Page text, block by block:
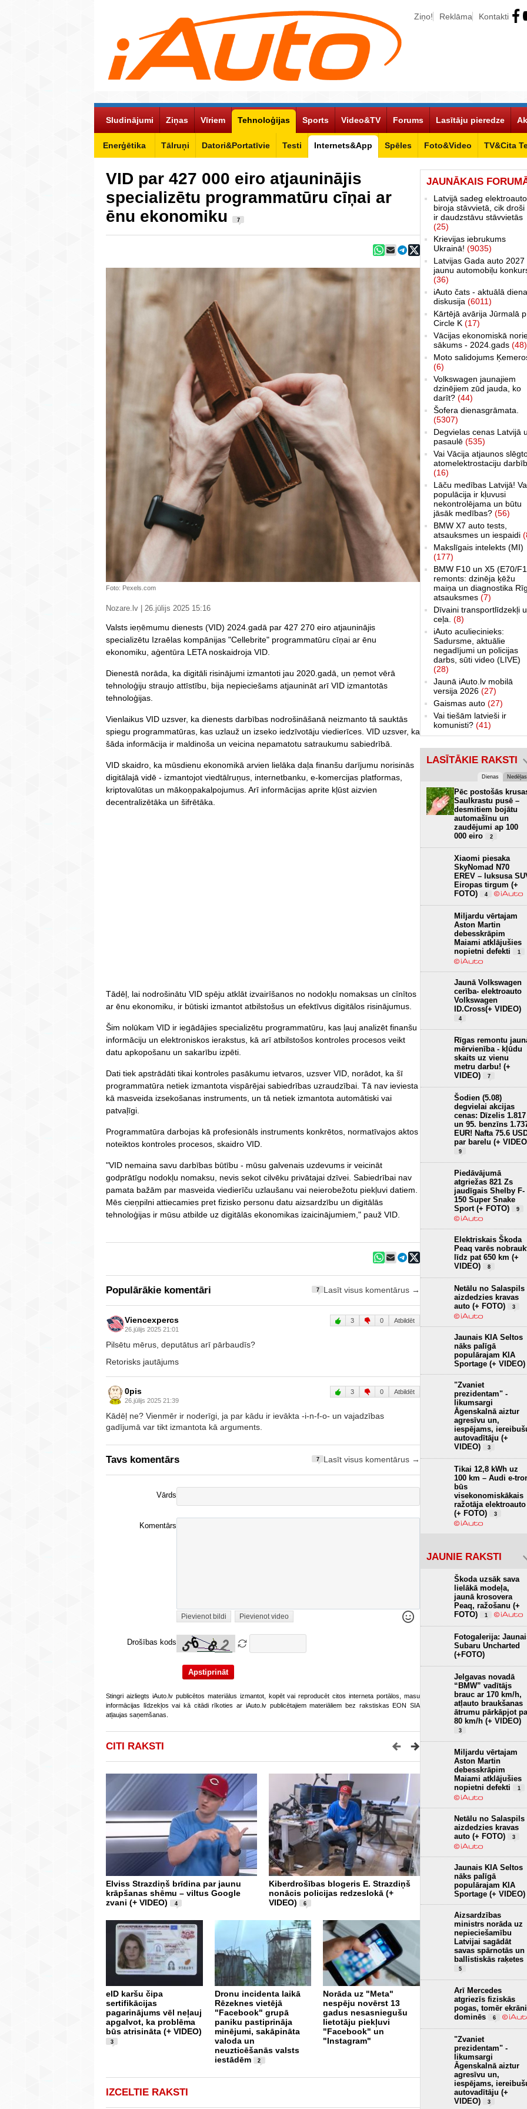
Ziņo! Reklāma Kontakti
Sludinājumi Ziņas Vīriem Tehnoloģijas
Enerģētika Tālruņi Datori&Portatīvie Testi Internets&App Spēles Foto&Video TV&Cita
Sports Video&TV Forums Lasītāju pieredze
VID par 427 000 eiro atjauninājis
specializētu programmatūru cīņai ar
ēnu ekonomiku
7
Foto: Pexels.com
Nozare.lv | 26.jūlijs 2025 15:16
Valsts ieņēmumu dienests (VID) 2024.gadā par 427 270 eiro atjauninājis
specializētu Izraēlas kompānijas "Cellebrite" programmatūru cīņai ar ēnu
ekonomiku, aģentūra LETA noskaidroja VID.
Dienestā norāda, ka digitāli risinājumi izmantoti jau 2020.gadā, un ņemot vērā
tehnoloģiju straujo attīstību, bija nepieciešams atjaunināt arī VID izmantotās
tehnoloģijas.
Vienlaikus VID uzsver, ka dienests darbības nodrošināšanā neizmanto tā sauktās
spiegu programmatūras, kas uzlauž un izseko iedzīvotāju viedierīces. VID uzsver, ka
šāda informācija ir maldinoša un veicina nepamatotu satraukumu sabiedrībā.
VID skaidro, ka mūsdienu ekonomikā arvien lielāka daļa finanšu darījumu norisinās
digitālajā vidē - izmantojot viedtālruņus, internetbanku, e-komercijas platformas,
kriptovalūtas un mākoņpakalpojumus. Arī informācijas aprite kļūst aizvien
decentralizētāka un šifrētāka.
Tādēļ, lai nodrošinātu VID spēju atklāt izvairīšanos no nodokļu nomaksas un cīnītos
ar ēnu ekonomiku, ir būtiski izmantot atbilstošus un efektīvus digitālos risinājumus.
Šim nolūkam VID ir iegādājies specializētu programmatūru, kas ļauj analizēt finanšu
informāciju un elektroniskos ierakstus, kā arī atbilstošos kontroles procesos veikt
datu apkopošanu un sakarību izpēti.
Dati tiek apstrādāti tikai kontroles pasākumu ietvaros, uzsver VID, norādot, ka šī
programmatūra netiek izmantota vispārējai sabiedrības uzraudzībai. Tā nav ieviesta
kā masveida izsekošanas instruments, un tā netiek izmantota automātiski vai
patvaļīgi.
Programmatūra darbojas kā profesionāls instruments konkrētos, normatīvajos aktos
noteiktos kontroles procesos, skaidro VID.
"VID nemaina savu darbības būtību - mūsu galvenais uzdevums ir veicināt
godprātīgu nodokļu nomaksu, nevis sekot cilvēku privātajai dzīvei. Sabiedrībai nav
pamata bažām par masveida viedierīču uzlaušanu vai neierobežotu piekļuvi datiem.
Mēs cieņpilni attiecamies pret fizisko personu datu aizsardzību un digitālās
tehnoloģijas ir mūsu atbilde uz digitālās ekonomikas izaicinājumiem," pauž VID.
Populārākie komentāri 7 Lasīt visus komentārus →
Viencexpercs
26.jūlijs 2025 21:01
3 0 Atbildēt
Pilsētu mērus, deputātus arī pārbaudīs?
Retorisks jautājums
0pis
26.jūlijs 2025 21:39
3 0 Atbildēt
Kādēļ ne? Vienmēr ir noderīgi, ja par kādu ir ievākta -i-n-f-o- un vajadzības
gadījumā var tikt izmantota kā arguments.
Tavs komentārs 7 Lasīt visus komentārus →
Vārds
Komentārs
Pievienot bildi Pievienot video
Drošības kods
Stingri aizliegts iAuto.lv publicētos materiālus izmantot, kopēt vai reproducēt citos interneta portālos, masu
informācijas līdzekļos vai kā citādi rīkoties ar iAuto.lv publicētajiem materiāliem bez rakstiskas EON SIA
atļaujas saņemšanas.
CITI RAKSTI
Elviss Strazdiņš brīdina par jaunu
krāpšanas shēmu – viltus Google
zvani (+ VIDEO)
4
Kiberdrošības blogeris E. Strazdiņš
nonācis policijas redzeslokā (+
VIDEO)
6
eID karšu čipa
sertifikācijas
pagarinājums vēl neļauj
apgalvot, ka problēma
būs atrisināta (+ VIDEO)
3
Dronu incidenta laikā
Rēzeknes vietējā
"Facebook" grupā
paniku pastiprināja
minējumi, sakāpināta
valoda un
neuzticēšanās valsts
iestādēm
2
Norāda uz "Meta"
nespēju novērst 13
gadus nesasniegušu
lietotāju piekļuvi
"Facebook" un
"Instagram"
ES ierobežos jauniešu
sociālajiem medijiem (+
“Tele2” visas autoceļa
“Via Baltica” bāzes
stacijas aprīkojis ar 5G
tehnoloģiju
IZCELTIE RAKSTI
JAUNĀKAIS
Latvijā sadeg elektroauto
biroja stāvvietā, cik droši
ir daudzstāvu stāvvietās
(25)
Krievijas iebrukums
Ukrainā! (9035)
Latvijas Gada auto 2027
jaunu automobiļu
(36)
iAuto čats - aktuālā
diskusija (6011)
Kārtējā avārija Jūrmalā
Circle K (17)
Vācijas ekonomiskā
sākums - 2024.gads (48)
Moto salidojums
(6)
Volkswagen jaunajiem
dzinējiem zūd jauda, ko
darīt? (44)
Šofera dienasgrāmata.
(5307)
Degvielas cenas Latvijā
pasaulē (535)
Vai Vācija atjaunos
atomelektrostaciju
(16)
Lāču medības Latvijā!
populācija ir kļuvusi
nekontrolējama un būtu
jāsāk medības? (56)
BMW X7 auto tests,
atsauksmes un iespaidi
Makslīgais intelekts (MI)
(177)
BMW F10 un X5 (E70/
remonts: dzinēja ķēžu
maiņa un diagnostika
atsauksmes (7)
Dīvaini transportlīdzekļi
ceļa. (8)
iAuto aculiecinieks:
Sadursme, aktuālie
negadījumi un policijas
darbs, sūti video (LIVE)
(28)
Jaunā iAuto.lv mobilā
versija 2026 (27)
Gaismas auto (27)
Vai tiešām latvieši ir
komunisti? (41)
LASĪTĀKIE RAKSTI
Dienas Nedēļas
Pēc postošās
Saulkrastu pusē –
desmitiem bojātu
automašīnu un
zaudējumi ap 100
000 eiro
2
Xiaomi piesaka
SkyNomad N70
EREV – luksusa
Eiropas tirgum (+
FOTO)
4
Miljardu vērtajam
Aston Martin
debesskrāpim
Maiami atklājušies
nopietni defekti
1
Jaunā Volkswagen
cerība- elektroauto
Volkswagen
ID.Cross(+ VIDEO)
4
Rīgas remontu
mērvienība - kļūdu
skaits uz vienu
metru darbu! (+
VIDEO)
7
Šodien (5.08)
degvielai akcijas
cenas: Dīzelis 1.817
un 95. benzīns
EUR! Nafta 75.6
par barelu (+
9
Piedāvājumā
atgriežas 821 Zs
jaudīgais Shelby F-
150 Super Snake
Sport (+ FOTO)
9
Elektriskais Škoda
Peaq varēs
līdz pat 650 km (+
VIDEO)
8
Netālu no Salaspils
aizdedzies kravas
auto (+ FOTO)
3
Jaunais KIA Seltos
nāks palīgā
populārajam KIA
Sportage (+ VIDEO)
"Zvaniet
prezidentam" -
likumsargi
Āgenskalnā aiztur
agresīvu un,
iespējams,
autovadītāju (+
VIDEO)
3
Tikai 12,8 kWh uz
100 km – Audi e-
būs
visekonomiskākais
ražotāja elektroauto
(+ FOTO)
3
JAUNIE RAKSTI
Škoda uzsāk sava
lielākā modeļa,
jaunā krosovera
Peaq, ražošanu (+
FOTO)
1
Fotogalerija:
Subaru Uncharted
(+FOTO)
Jelgavas novadā
“BMW” vadītājs
brauc ar 170 km/h,
atļauto braukšanas
ātrumu pārkāpjot
80 km/h (+ VIDEO)
3
Miljardu vērtajam
Aston Martin
debesskrāpim
Maiami atklājušies
nopietni defekti
1
Netālu no Salaspils
aizdedzies kravas
auto (+ FOTO)
3
Jaunais KIA Seltos
nāks palīgā
populārajam KIA
Sportage (+ VIDEO)
Aizsardzības
ministrs norāda uz
nepieciešamību
Latvijai sagādāt
savas spārnotās un
ballistiskās raķetes
5
Arī Mercedes
atgriezīs fiziskās
pogas, tomēr ekrāni
dominēs
6
"Zvaniet
prezidentam" -
likumsargi
Āgenskalnā aiztur
agresīvu un,
iespējams,
autovadītāju (+
VIDEO)
3